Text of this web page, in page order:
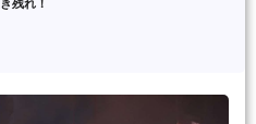
残れ！